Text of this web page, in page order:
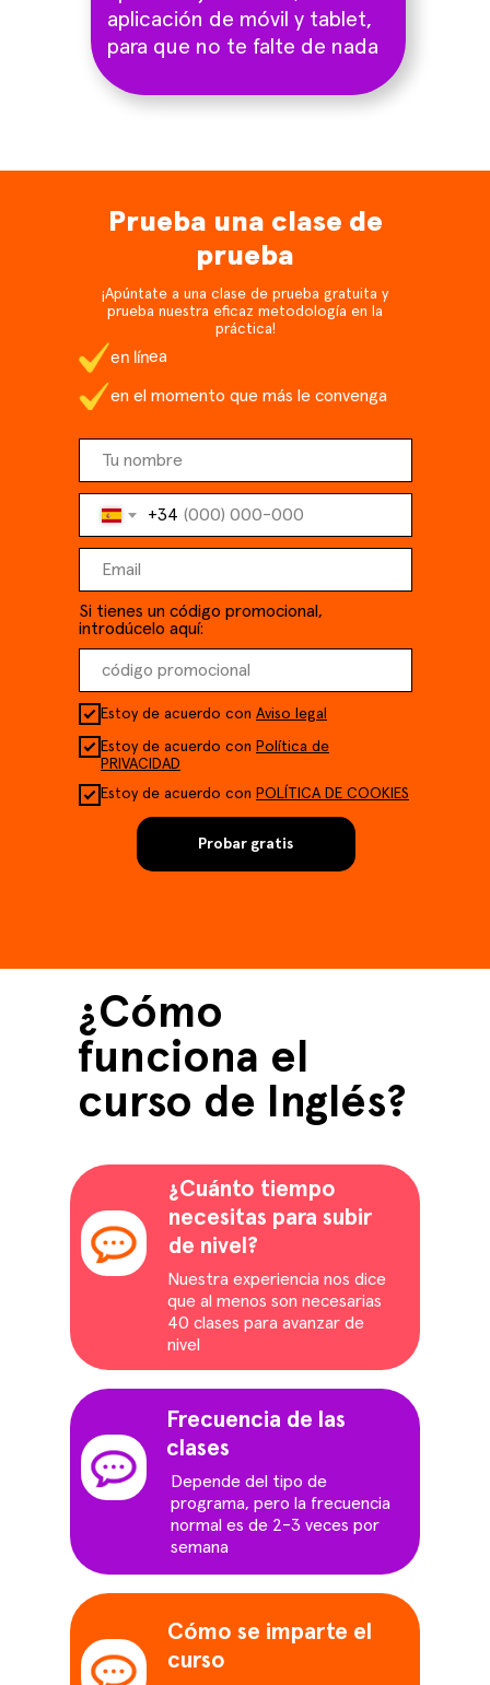
aplicación de móvil y tablet,
para que no te falte de nada
Prueba una clase de
prueba
¡Apúntate a una clase de prueba gratuita y
prueba nuestra eficaz metodología en la
práctica!
en línea
en el momento que más le convenga
+34
Si tienes un código promocional,
introdúcelo aquí:
Estoy de acuerdo con Aviso legal
Estoy de acuerdo con Política de
PRIVACIDAD
Estoy de acuerdo con POLÍTICA DE COOKIES
Probar gratis
¿Cómo
funciona el
curso de Inglés?
¿Cuánto tiempo
necesitas para subir
de nivel?
Nuestra experiencia nos dice
que al menos son necesarias
40 clases para avanzar de
nivel
Frecuencia de las
clases
Depende del tipo de
programa, pero la frecuencia
normal es de 2-3 veces por
semana
Cómo se imparte el
curso